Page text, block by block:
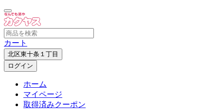
カート
北区東十条１丁目
ログイン
ホーム
マイページ
取得済みクーポン